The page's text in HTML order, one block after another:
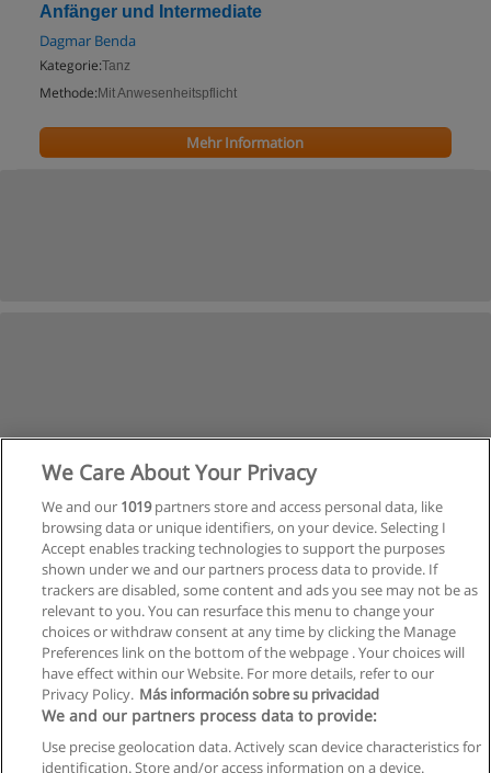
Anfänger und Intermediate
Dagmar Benda
Kategorie:Tanz
Methode: Mit Anwesenheitspflicht
Mehr Information
Nächste
Seite1 von64
We Care About Your Privacy
We and our 1019partners store and access personal data, like
browsing data or unique identifiers, on your device. Selecting I
Accept enables tracking technologies to support the purposes
shown under we and our partners process data to provide. If
trackers are disabled, some content and ads you see may not be as
relevant to you. You can resurface this menu to change your
choices or withdraw consent at any time by clicking the Manage
Preferences link on the bottom of the webpage . Your choices will
have effect within our Website. For more details, refer to our
Privacy Policy. Más información sobre su privacidad
We and our partners process data to provide:
Use precise geolocation data. Actively scan device characteristics for
identification. Store and/or access information on a device.